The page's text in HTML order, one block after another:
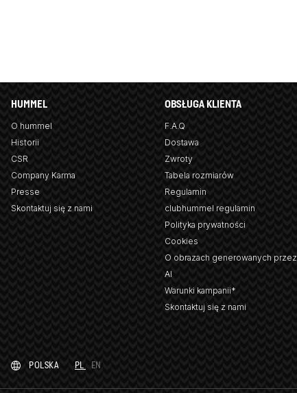
HUMMEL
O hummel
Historii
CSR
Company Karma
Presse
Skontaktuj się z nami
OBSŁUGA KLIENTA
F.A.Q
Dostawa
Zwroty
Tabela rozmiarów
Regulamin
clubhummel regulamin
Polityka prywatności
Cookies
O obrazach generowanych przez
AI
Warunki kampanii*
Skontaktuj się z nami
POLSKA PL EN